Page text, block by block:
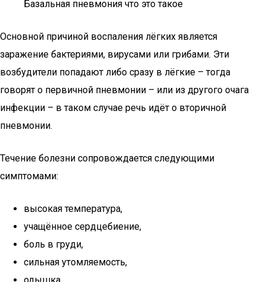
Базальная пневмония что это такое
Основной причиной воспаления лёгких является
заражение бактериями, вирусами или грибами. Эти
возбудители попадают либо сразу в лёгкие – тогда
говорят о первичной пневмонии – или из другого очага
инфекции – в таком случае речь идёт о вторичной
пневмонии.
Течение болезни сопровождается следующими
симптомами:
высокая температура,
учащённое сердцебиение,
боль в груди,
сильная утомляемость,